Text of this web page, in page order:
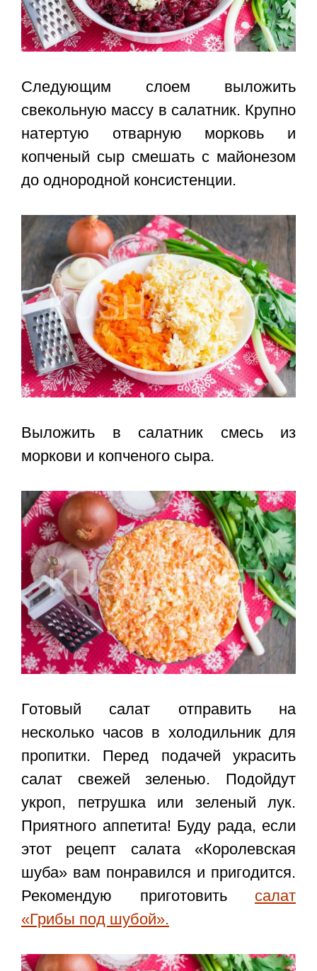
Следующим слоем выложить
свекольную массу в салатник. Крупно
натертую отварную морковь и
копченый сыр смешать с майонезом
до однородной консистенции.
Выложить в салатник смесь из
моркови и копченого сыра.
Готовый салат отправить на
несколько часов в холодильник для
пропитки. Перед подачей украсить
салат свежей зеленью. Подойдут
укроп, петрушка или зеленый лук.
Приятного аппетита! Буду рада, если
этот рецепт салата «Королевская
шуба» вам понравился и пригодится.
Рекомендую приготовить салат
«Грибы под шубой».